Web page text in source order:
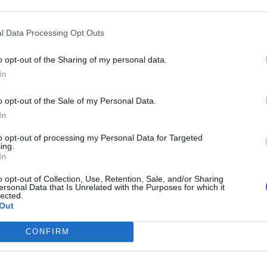
Data Processing Opt Outs
opt-out of the Sharing of my personal data.
opt-out of the Sale of my Personal Data.
opt-out of processing my Personal Data for Targeted
opt-out of Collection, Use, Retention, Sale, and/or Sharing
Data that Is Unrelated with the Purposes for which it
CONFIRM
wiceprzewodniczący Polski 2050, partii, która stała się
wątpliwości co do przyszłego kierunku polityki socjalnej w Polsce.